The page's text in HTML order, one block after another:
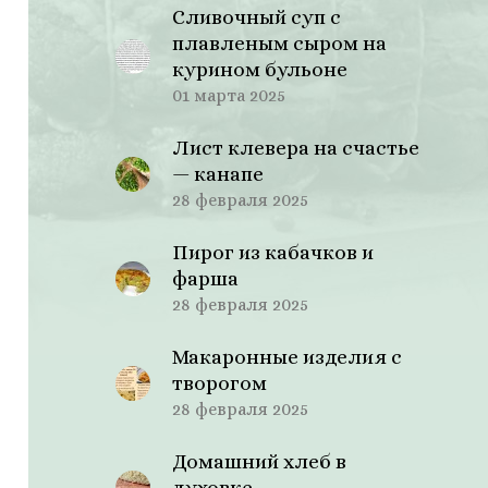
Сливочный суп с
плавленым сыром на
курином бульоне
01 марта 2025
Лист клевера на счастье
— канапе
28 февраля 2025
Пирог из кабачков и
фарша
28 февраля 2025
Макаронные изделия с
творогом
28 февраля 2025
Домашний хлеб в